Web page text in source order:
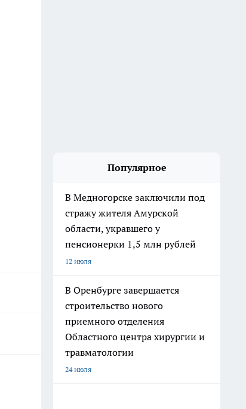
Популярное
В Медногорске заключили под
стражу жителя Амурской
области, укравшего у
пенсионерки 1,5 млн рублей
12 июля
В Оренбурге завершается
строительство нового
приемного отделения
Областного центра хирургии и
травматологии
24 июля